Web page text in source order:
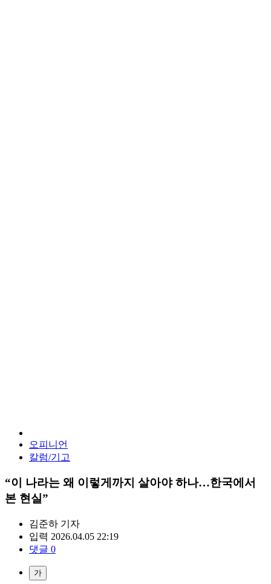
오피니언
칼럼/기고
“이 나라는 왜 이렇게까지 살아야 하나…한국에서
본 현실”
김준하 기자
입력 2026.04.05 22:19
댓글 0
가